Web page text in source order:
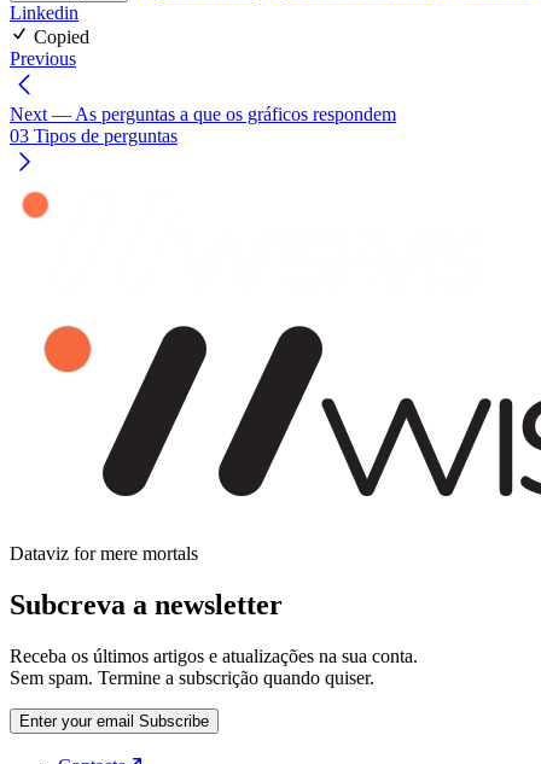
Linkedin
Copied
Previous
Next — As perguntas a que os gráficos respondem
03 Tipos de perguntas
Dataviz for mere mortals
Subcreva a newsletter
Receba os últimos artigos e atualizações na sua conta.
Sem spam. Termine a subscrição quando quiser.
Enter your email Subscribe